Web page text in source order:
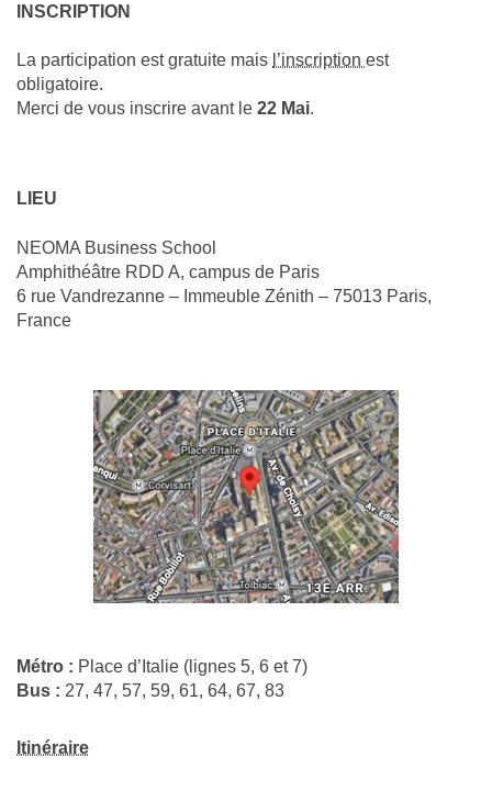
INSCRIPTION
La participation est gratuite mais l’inscription est
obligatoire.
Merci de vous inscrire avant le 22 Mai.
LIEU
NEOMA Business School
Amphithéâtre RDD A, campus de Paris
6 rue Vandrezanne – Immeuble Zénith – 75013 Paris,
France
Métro : Place d’Italie (lignes 5, 6 et 7)
Bus : 27, 47, 57, 59, 61, 64, 67, 83
Itinéraire